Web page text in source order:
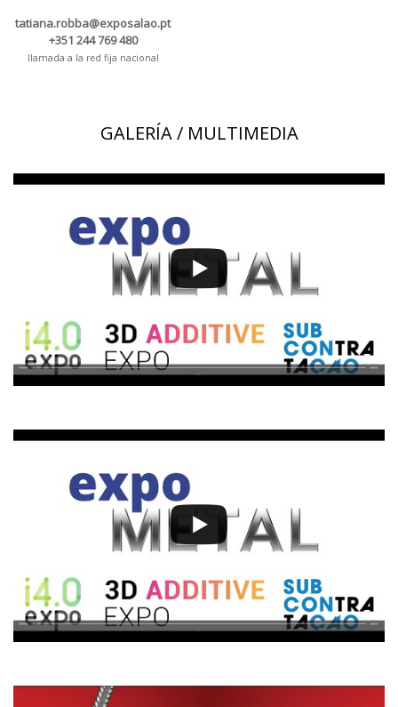
tatiana.robba@exposalao.pt
+351 244 769 480
llamada a la red fija nacional
GALERÍA / MULTIMEDIA